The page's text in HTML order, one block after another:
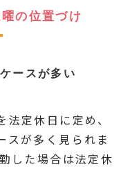
の位置づけ
ースが多い
定休日に定め、
スが多く見られま
した場合は法定休